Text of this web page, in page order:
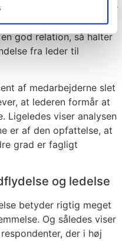
til deres leder. Her
på temperaturskalaen.
god relation, så halter
fra leder til
af medarbejderne slet
at lederen formår at
Ligeledes viser analysen
er af den opfattelse, at
grad er fagligt
og ledelse
betyder rigtig meget
Og således viser
der i høj